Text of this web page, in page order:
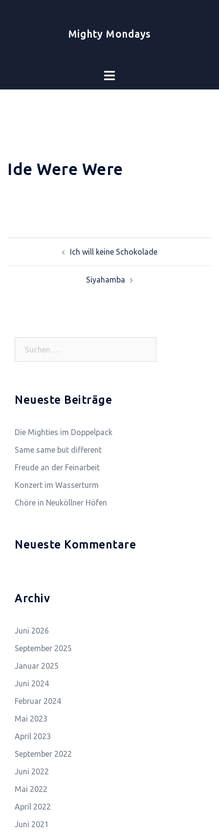
Mighty Mondays
Toggle
Ide Were Were
Beitrags-
Ich will keine Schokolade
Siyahamba
Neueste Beiträge
Die Mighties im Doppelpack
Same same but different
Freude an der Feinarbeit
Konzert im Wasserturm
Chöre in Neuköllner Höfen
Neueste Kommentare
Archiv
Juni 2026
September 2025
Januar 2025
Juni 2024
Februar 2024
Mai 2023
April 2023
September 2022
Juni 2022
Mai 2022
April 2022
Juni 2021